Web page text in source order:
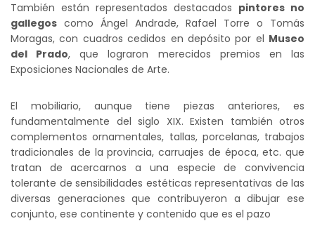
También están representados destacados pintores no
gallegos como Ángel Andrade, Rafael Torre o Tomás
Moragas, con cuadros cedidos en depósito por el Museo
del Prado, que lograron merecidos premios en las
Exposiciones Nacionales de Arte.
El mobiliario, aunque tiene piezas anteriores, es
fundamentalmente del siglo XIX. Existen también otros
complementos ornamentales, tallas, porcelanas, trabajos
tradicionales de la provincia, carruajes de época, etc. que
tratan de acercarnos a una especie de convivencia
tolerante de sensibilidades estéticas representativas de las
diversas generaciones que contribuyeron a dibujar ese
conjunto, ese continente y contenido que es el pazo